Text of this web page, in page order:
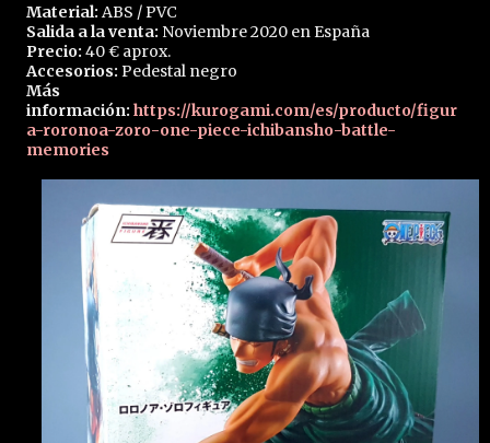
Material: ABS / PVC
Salida a la venta: Noviembre 2020 en España
Precio: 40 € aprox.
Accesorios: Pedestal negro
Más
información: https://kurogami.com/es/producto/figur
a-roronoa-zoro-one-piece-ichibansho-battle-
memories